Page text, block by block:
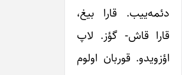
دئمه‌ییب. قارا بیغ،
قارا قاش- گؤز. لاپ
اؤزویدو. قوربان اولوم